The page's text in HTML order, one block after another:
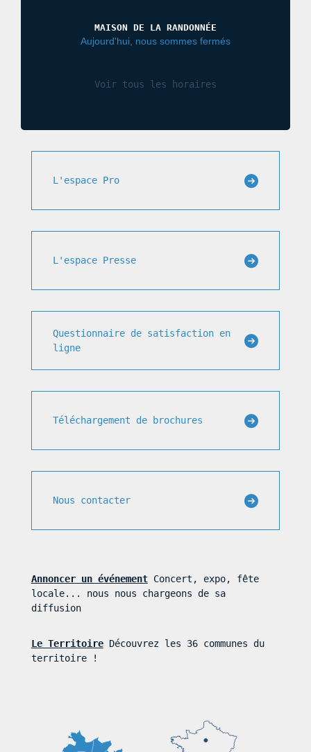
MAISON DE LA RANDONNÉE
Aujourd'hui, nous sommes fermés
Voir tous les horaires
L'espace Pro
L'espace Presse
Questionnaire de satisfaction en
ligne
Téléchargement de brochures
Nous contacter
Annoncer un événementConcert, expo, fête
locale... nous nous chargeons de sa
diffusion
Le TerritoireDécouvrez les 36 communes du
territoire !